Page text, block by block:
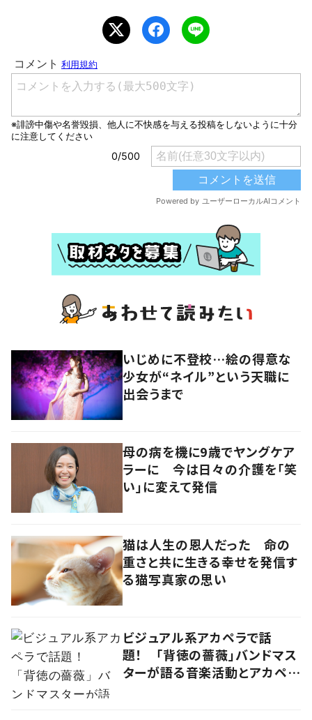
いじめに不登校…絵の得意な
少女が“ネイル”という天職に
出会うまで
母の病を機に9歳でヤングケア
ラーに 今は日々の介護を「笑
い」に変えて発信
猫は人生の恩人だった 命の
重さと共に生きる幸せを発信す
る猫写真家の思い
ビジュアル系アカペラで話
題！ 「背徳の薔薇」バンドマス
ターが語る音楽活動とアカペラ